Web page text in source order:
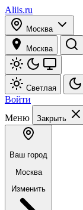
Aliis.ru
Москва
Москва
Светлая
Войти
Меню
Закрыть
Ваш город
Москва
Изменить